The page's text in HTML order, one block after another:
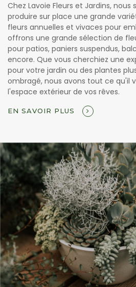
Chez Lavoie Fleurs et Jardins, nous
produire sur place une grande
fleurs annuelles et vivaces pour
offrons une grande sélection de
pour patios, paniers suspendus,
encore. Que vous cherchiez une
pour votre jardin ou des plantes
ombragé, nous avons tout ce qu'il
l'espace extérieur de vos rêves.
EN SAVOIR PLUS